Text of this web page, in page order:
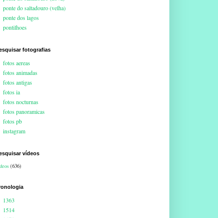
ponte do saltadouro (velha)
ponte dos lagos
pontilhoes
fotografias
fotos aereas
fotos animadas
fotos antigas
fotos ia
fotos nocturnas
fotos panoramicas
fotos pb
instagram
vídeos
(636)
1363
1514